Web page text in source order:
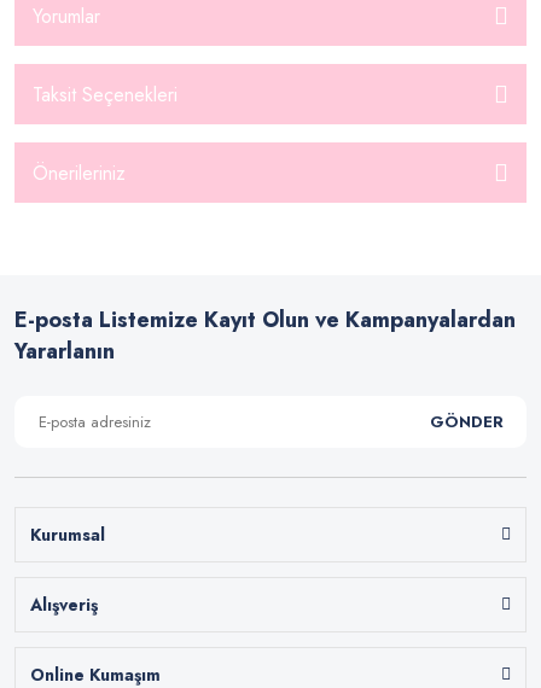
Yorumlar
Taksit Seçenekleri
Önerileriniz
E-posta Listemize Kayıt Olun ve Kampanyalardan
Yararlanın
GÖNDER
Kurumsal
Alışveriş
Online Kumaşım